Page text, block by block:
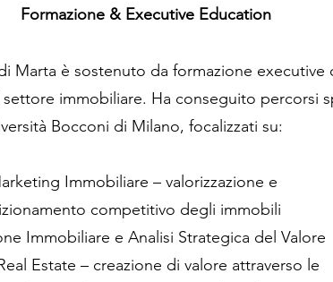
Formazione & Executive Education
Marta è sostenuto da formazione executive
immobiliare. Ha conseguito percorsi
Bocconi di Milano, focalizzati su:
Immobiliare – valorizzazione e
competitivo degli immobili
Immobiliare e Analisi Strategica del Valore
Estate – creazione di valore attraverso le